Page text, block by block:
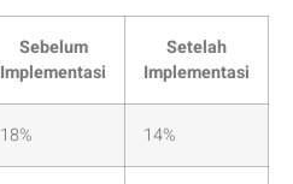
Sebelum
Implementasi
Setelah
Implementasi
18% 14%